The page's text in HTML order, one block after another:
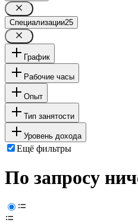
Специализации25
График
Рабочие часы
Опыт
Тип занятости
Уровень дохода
Ещё фильтры
По запросу